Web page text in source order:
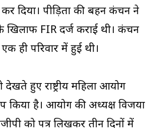
कर दिया। पीड़िता की बहन कंचन ने
FIR दर्ज कराई थी। कंचन
ही परिवार में हुई थी।
हुए राष्ट्रीय महिला आयोग
किया है। आयोग की अध्यक्ष विजया
को पत्र लिखकर तीन दिनों में